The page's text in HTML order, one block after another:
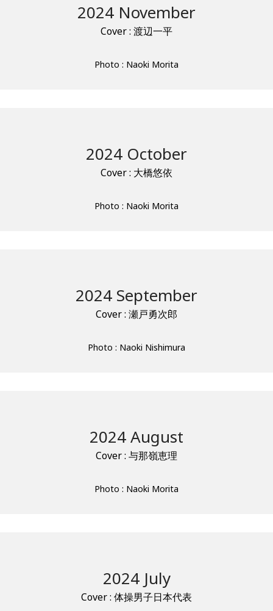
2024 November
Cover : 渡辺一平
Photo : Naoki Morita
2024 October
Cover : 大橋悠依
Photo : Naoki Morita
2024 September
Cover : 瀬戸勇次郎
Photo : Naoki Nishimura
2024 August
Cover : 与那嶺恵理
Photo : Naoki Morita
2024 July
Cover : 体操男子日本代表